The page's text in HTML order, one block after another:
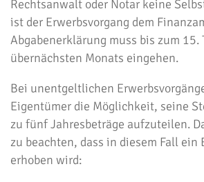
Rechtsanwalt oder Notar keine
ist der Erwerbsvorgang dem
Abgabenerklärung muss bis zum 15.
übernächsten Monats eingehen.
Bei unentgeltlichen
Eigentümer die Möglichkeit, seine
zu fünf Jahresbeträge aufzuteilen.
zu beachten, dass in diesem Fall ein
erhoben wird: